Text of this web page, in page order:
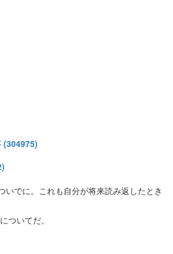
(304975)
いでに。これも自分が将来読み返したとき
ついてだ。